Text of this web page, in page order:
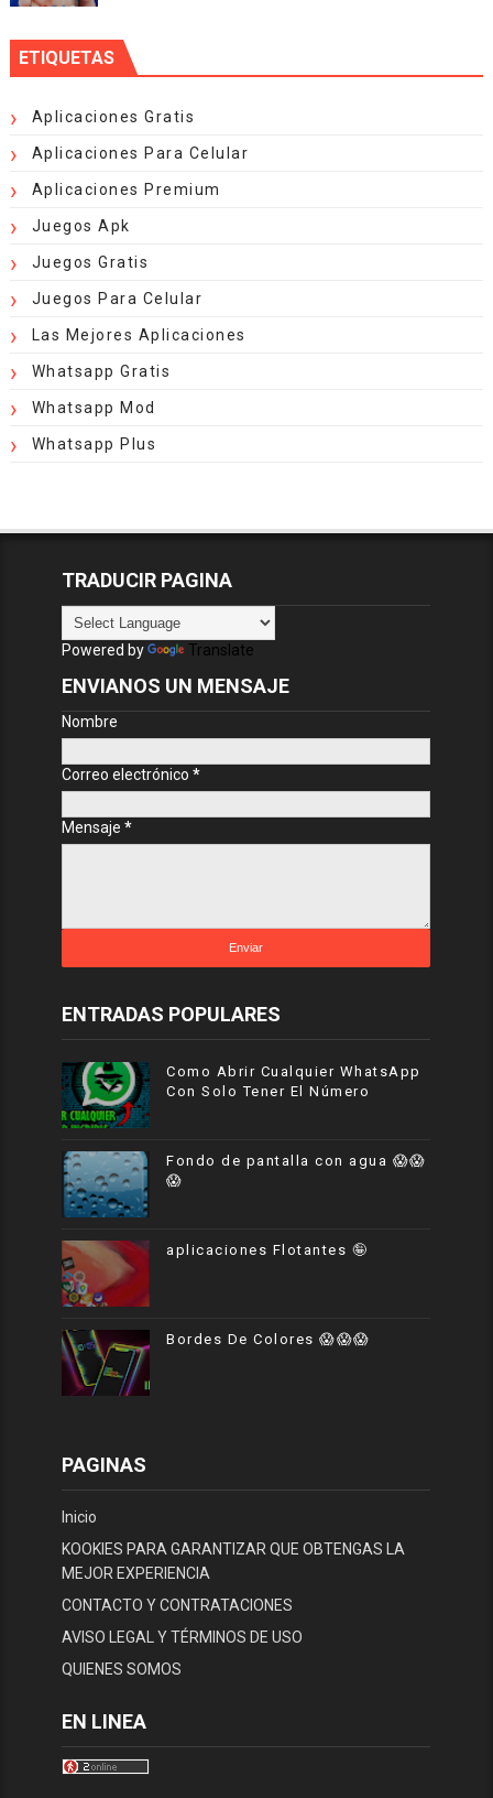
ETIQUETAS
Aplicaciones Gratis
Aplicaciones Para Celular
Aplicaciones Premium
Juegos Apk
Juegos Gratis
Juegos Para Celular
Las Mejores Aplicaciones
Whatsapp Gratis
Whatsapp Mod
Whatsapp Plus
TRADUCIR PAGINA
Powered by Translate
ENVIANOS UN MENSAJE
Nombre
Correo electrónico*
Mensaje*
ENTRADAS POPULARES
Como Abrir Cualquier WhatsApp
Con Solo Tener El Número
Fondo de pantalla con agua 😱😱
😱
aplicaciones Flotantes 🤪
Bordes De Colores 😱😱😱
PAGINAS
Inicio
KOOKIES PARA GARANTIZAR QUE OBTENGAS LA
MEJOR EXPERIENCIA
CONTACTO Y CONTRATACIONES
AVISO LEGAL Y TÉRMINOS DE USO
QUIENES SOMOS
EN LINEA